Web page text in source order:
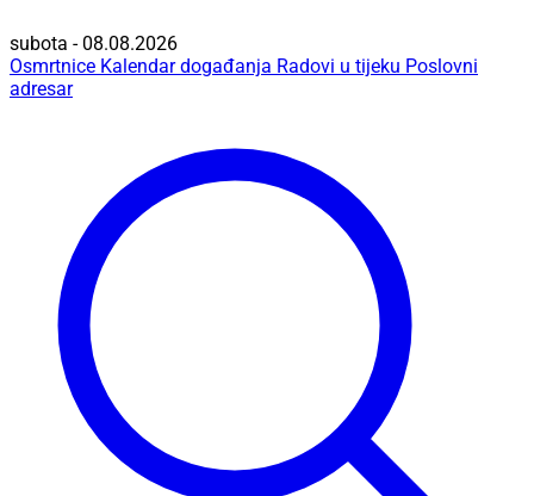
subota - 08.08.2026
Osmrtnice Kalendar događanja Radovi u tijeku Poslovni
adresar